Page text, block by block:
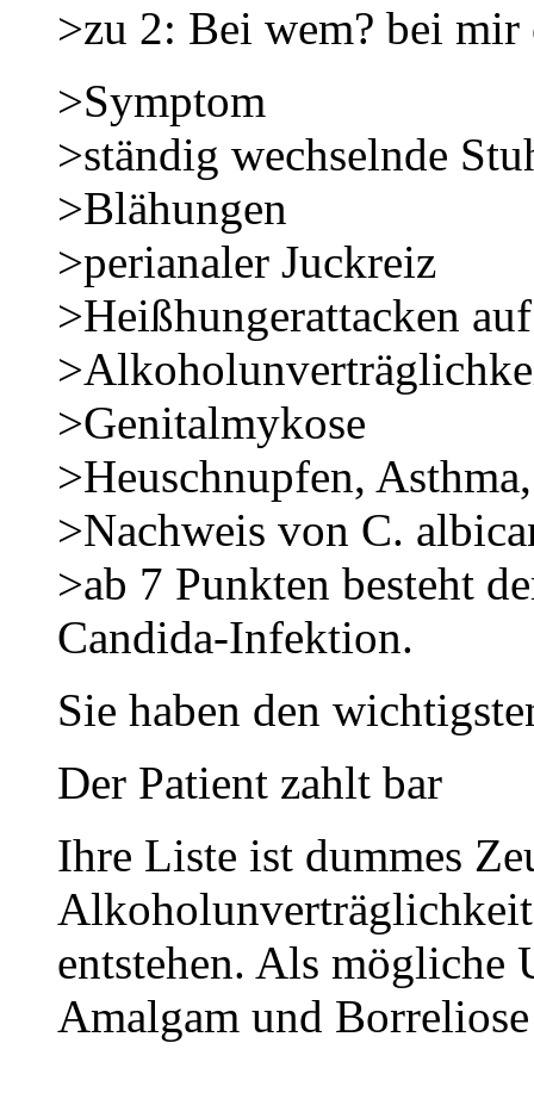
>zu 2: Bei wem? bei mir
>Symptom
>ständig wechselnde
>perianaler
>Heißhungerattacken
>Heuschnupfen,
>Nachweis von C.
>ab 7 Punkten besteht
Candida-Infektion.
Sie haben den
Der Patient zahlt
Ihre Liste ist dummes
entstehen. Als mögliche
Amalgam und